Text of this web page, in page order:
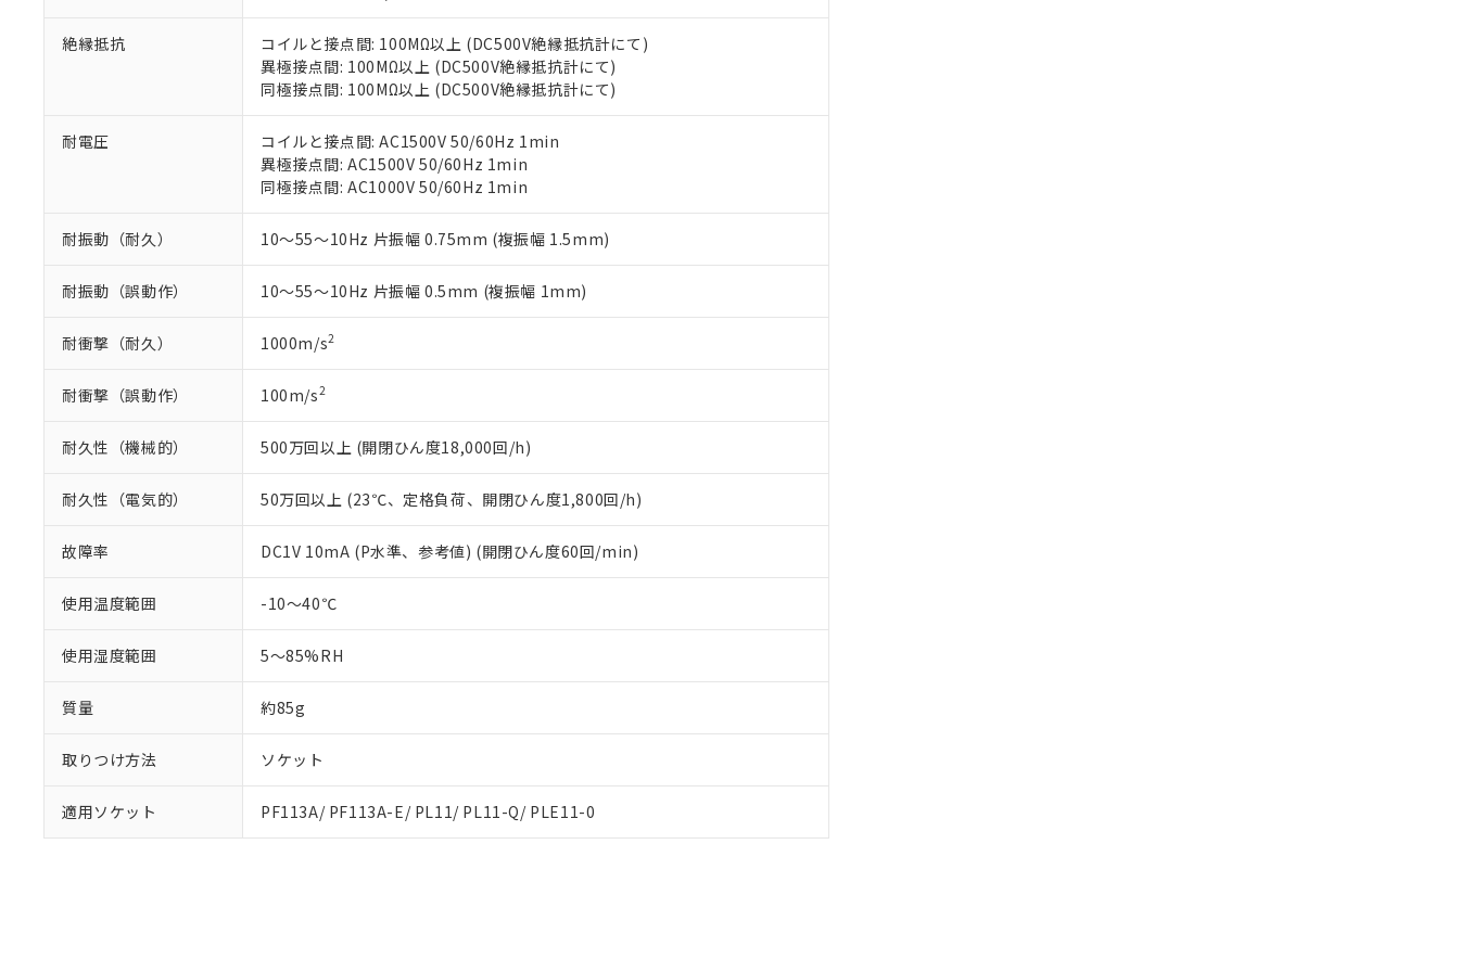
絶縁抵抗
コイルと接点間: 100MΩ以上 (DC500V絶縁抵抗計にて)
異極接点間: 100MΩ以上 (DC500V絶縁抵抗計にて)
同極接点間: 100MΩ以上 (DC500V絶縁抵抗計にて)
耐電圧
コイルと接点間: AC1500V 50/60Hz 1min
異極接点間: AC1500V 50/60Hz 1min
同極接点間: AC1000V 50/60Hz 1min
耐振動（耐久） 10～55～10Hz 片振幅 0.75mm (複振幅 1.5mm)
耐振動（誤動作） 10～55～10Hz 片振幅 0.5mm (複振幅 1mm)
耐衝撃（耐久） 1000m/s2
耐衝撃（誤動作） 100m/s2
耐久性（機械的） 500万回以上 (開閉ひん度18,000回/h)
耐久性（電気的） 50万回以上 (23℃、定格負荷、開閉ひん度1,800回/h)
故障率 DC1V 10mA (P水準、参考値) (開閉ひん度60回/min)
使用温度範囲 -10～40℃
使用湿度範囲 5～85%RH
質量 約85g
取りつけ方法 ソケット
適用ソケット PF113A/ PF113A-E/ PL11/ PL11-Q/ PLE11-0
お客様が当ウェブサイト上で当社にご登録された部品リストについて、当社および当社の共同利用者
さい。
※当社の共同利用者とは、"個人情報の共同利用に関して"
いる法人を指します。
※3 非含有証明書ダウンロード
下記の非含有証明書をダウンロードすることができます。
EU RoHS指令（10物質）の非含有証明書
51物質の非含有証明書（当社基準）
※本証明書は発行日時点で非含有を証明するもので、過去に遡って非含有を証明するものではありません。
また、RoHS指令のフタル酸エステル類４物質の対応では、対応完了までの期間は出荷製品に未対応品が
混在することから備考欄に対応日を記載しておりました。
既に当社にて対応品への在庫切替を完了していることから、特段のことがない限り、2022年1月12日よ
り割愛しております。
白